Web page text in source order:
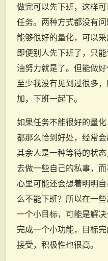
做完可以先下班，这样
任务。两种方式都没有
能够很好的量化，可以
即便别人先下班了，只
油努力就是了。但能做
至少我没有见到过很多
加，下班一起下。
如果任务不能很好的量
都那么恰到好处，经常会
其余人是一种等待的状
去做一些自己的私事，而
心里可能还会想着明明
么不能下班？所以在一
一个小目标，可能是解
完成一个小功能，目标
接受，积极性也很高。